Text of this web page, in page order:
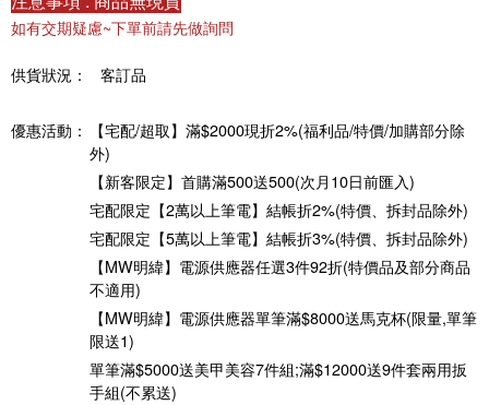
如有交期疑慮~下單前請先做詢問
供貨狀況： 客訂品
優惠活動：
【宅配/超取】滿$2000現折2%(福利品/特價/加購部分除
外)
【新客限定】首購滿500送500(次月10日前匯入)
宅配限定【2萬以上筆電】結帳折2%(特價、拆封品除外)
宅配限定【5萬以上筆電】結帳折3%(特價、拆封品除外)
【MW明緯】電源供應器任選3件92折(特價品及部分商品
不適用)
【MW明緯】電源供應器單筆滿$8000送馬克杯(限量,單筆
限送1)
單筆滿$5000送美甲美容7件組;滿$12000送9件套兩用扳
手組(不累送)